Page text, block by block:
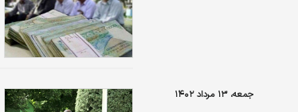
جمعه، ۱۳ مرداد ۱۴۰۲